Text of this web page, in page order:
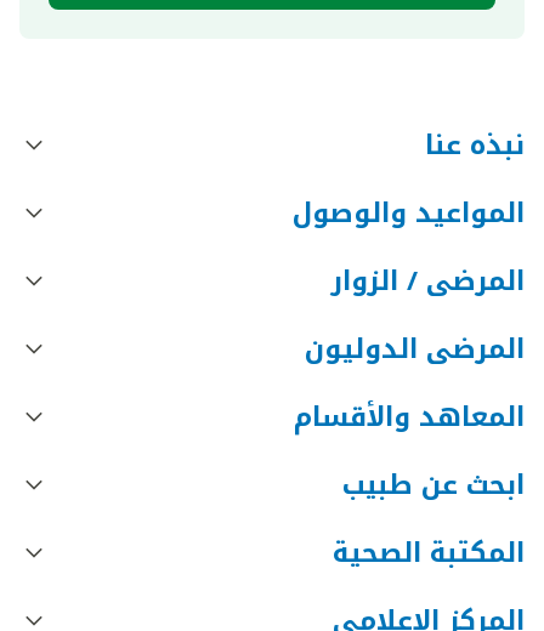
نبذه عنا
المواعيد والوصول
المرضى / الزوار
المرضى الدوليون
المعاهد والأقسام
ابحث عن طبيب
المكتبة الصحية